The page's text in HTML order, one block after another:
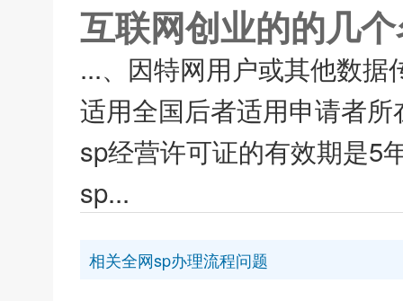
互联网创业的的几
...、因特网用户或其他数
适用全国后者适用申请者
sp经营许可证的有效期是5
sp...
相关全网sp办理流程问题